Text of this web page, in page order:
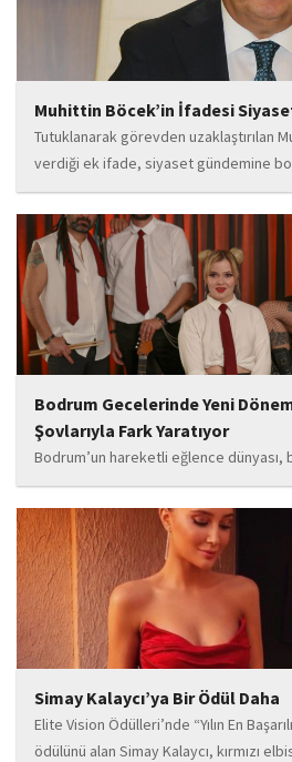
Muhittin Böcek’in İfadesi
Tutuklanarak görevden uzaklaştırılan
verdiği ek ifade, siyaset gündemine
Cumhuriyet Savcılığı’na kendi
öğrenilen Böcek’in açıklamalarında,
seçimleri...
Bodrum Gecelerinde Yeni
Şovlarıyla Fark Yaratıyor
Bodrum’un hareketli eğlence
iddialı bir giriş yapan “Paradox” ile
sahne performansı, uluslararası
deneyimli müzisyen kadrosuyla dikkat
Simay Kalaycı’ya Bir Ödül Daha
Elite Vision Ödülleri’nde “Yılın En
ödülünü alan Simay Kalaycı, kırmızı